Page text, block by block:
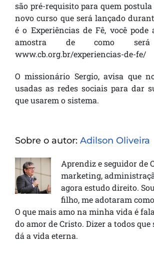
são pré-requisito para quem postula
novo curso que será lançado
é o Experiências de Fê, você
amostra de como será
www.cb.org.br/experiencias-de-fe/
O missionário Sergio, avisa que
usadas as redes sociais para dar
que usarem o sistema.
Sobre o autor: Adilson Oliveira
Aprendiz e seguidor de
marketing,
agora estudo direito.
filho, me adotaram
O que mais amo na minha vida é
do amor de Cristo. Dizer a todos que
dá a vida eterna.